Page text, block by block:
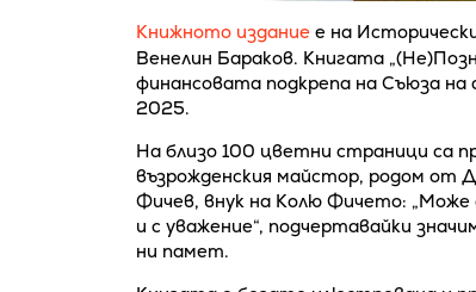
Книжното издание е на
Венелин Бараков. Книгата
финансовата подкрепа на Съюза
2025.
На близо 100 цветни страници са
възрожденския майстор, родом от
Фичев, внук на Колю Фичето: „Може
и с уважение“, подчертавайки
ни памет.